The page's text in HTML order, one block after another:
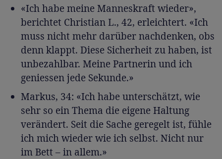
«Ich habe meine Manneskraft wieder»,
berichtet Christian L., 42, erleichtert. «Ich
muss nicht mehr darüber nachdenken, obs
denn klappt. Diese Sicherheit zu haben, ist
unbezahlbar. Meine Partnerin und ich
geniessen jede Sekunde.»
Markus, 34: «Ich habe unterschätzt, wie
sehr so ein Thema die eigene Haltung
verändert. Seit die Sache geregelt ist, fühle
ich mich wieder wie ich selbst. Nicht nur
im Bett – in allem.»